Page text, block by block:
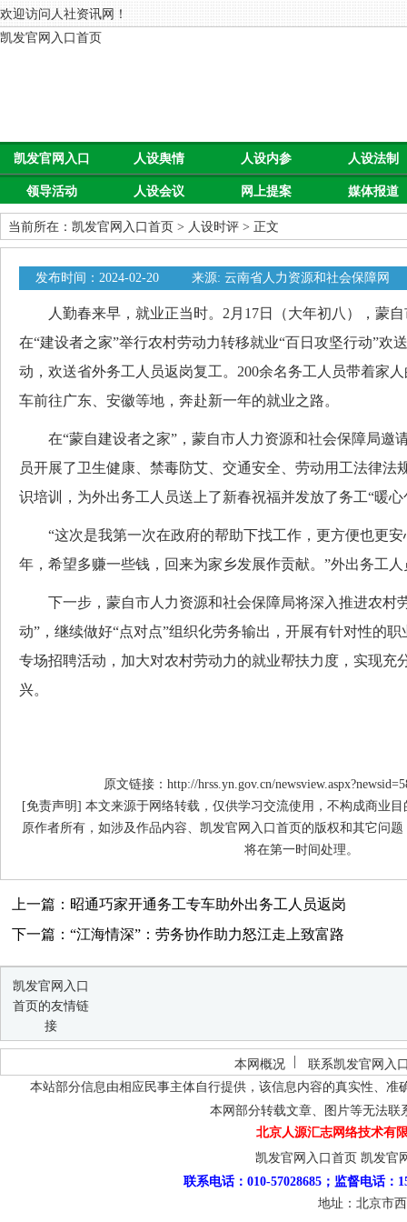
欢迎访问人社资讯网！
凯发官网入口首页
凯发官网入口
首页
人设舆情 人设内参 人设法制
领导活动 人设会议 网上提案 媒体报道
当前所在： 凯发官网入口首页 > 人设时评 > 正文
发布时间：2024-02-20 来源: 云南省人力资源和社会保障网
人勤春来早，就业正当时。2月17日（大年初八），蒙自
在“建设者之家”举行农村劳动力转移就业“百日攻坚行动”欢
动，欢送省外务工人员返岗复工。200余名务工人员带着家
车前往广东、安徽等地，奔赴新一年的就业之路。
在“蒙自建设者之家”，蒙自市人力资源和社会保障局邀
员开展了卫生健康、禁毒防艾、交通安全、劳动用工法律法
识培训，为外出务工人员送上了新春祝福并发放了务工“暖心
“这次是我第一次在政府的帮助下找工作，更方便也更安
年，希望多赚一些钱，回来为家乡发展作贡献。”外出务工
下一步，蒙自市人力资源和社会保障局将深入推进农村
动”，继续做好“点对点”组织化劳务输出，开展有针对性的
专场招聘活动，加大对农村劳动力的就业帮扶力度，实现充
兴。
原文链接：http://hrss.yn.gov.cn/
[免责声明] 本文来源于网络转载，仅供学习交流使用，不构成商业
原作者所有，如涉及作品内容、凯发官网入口首页的版权和其它问
将在第一时间处理。
上一篇：昭通巧家开通务工专车助外出务工人员返岗
下一篇：“江海情深”：劳务协作助力怒江走上致富路
凯发官网入口
首页的友情链
接
本网概况
联系凯发官网入
本站部分信息由相应民事主体自行提供，该信息内容的真实性、准
本网部分转载文章、图片等无法
北京人源汇志网络技术有
凯发官网入口首页 凯发官
联系电话：010-57028685；监督电话：
地址：北京市